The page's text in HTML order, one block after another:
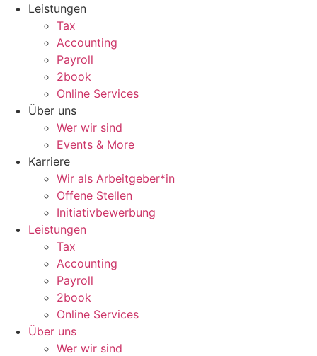
Zum
wechseln
Leistungen
Tax
Accounting
Payroll
2book
Online Services
Über uns
Wer wir sind
Events & More
Karriere
Wir als Arbeitgeber*in
Offene Stellen
Initiativbewerbung
Leistungen
Tax
Accounting
Payroll
2book
Online Services
Über uns
Wer wir sind